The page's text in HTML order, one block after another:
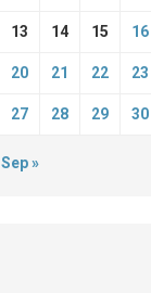
13 14 15 16
20 21 22 23
27 28 29 30
Sep »